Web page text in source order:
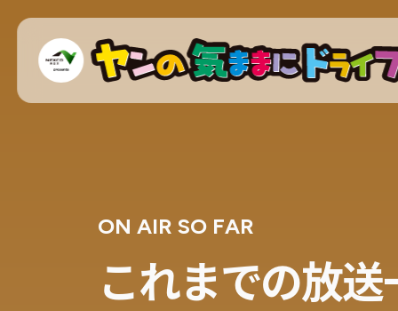
ON AIR SO FAR
これまでの放送